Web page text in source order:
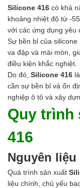
Silicone 416 có khả
khoảng nhiệt độ từ -
với các ứng dụng yêu
Sự bền bỉ của
va đập và mài mòn,
điều kiện khắc nghiệt.
Do đó, Silicone 416
cần sự bền bỉ và ổn
nghiệp ô tô và xây
Quy trình
416
Nguyên
Quá trình sản xuất
liệu chính, chủ yếu